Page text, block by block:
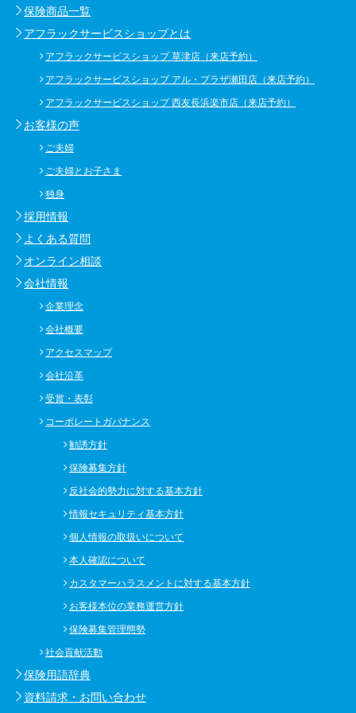
保険商品一覧
アフラックサービスショップとは
アフラックサービスショップ 草津店（来店予約）
アフラックサービスショップ アル・プラザ瀬田店（来店予約）
アフラックサービスショップ 西友長浜楽市店（来店予約）
お客様の声
ご夫婦
ご夫婦とお子さま
独身
採用情報
よくある質問
オンライン相談
会社情報
企業理念
会社概要
アクセスマップ
会社沿革
受賞・表彰
コーポレートガバナンス
勧誘方針
保険募集方針
反社会的勢力に対する基本方針
情報セキュリティ基本方針
個人情報の取扱いについて
本人確認について
カスタマーハラスメントに対する基本方針
お客様本位の業務運営方針
保険募集管理態勢
社会貢献活動
保険用語辞典
資料請求・お問い合わせ